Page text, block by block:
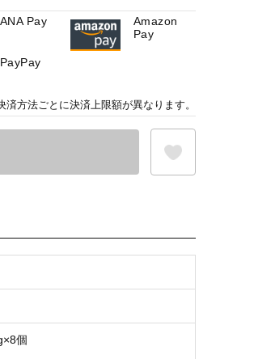
個
ANA Pay
Amazon
Pay
PayPay
済方法ごとに決済上限額が異なります。